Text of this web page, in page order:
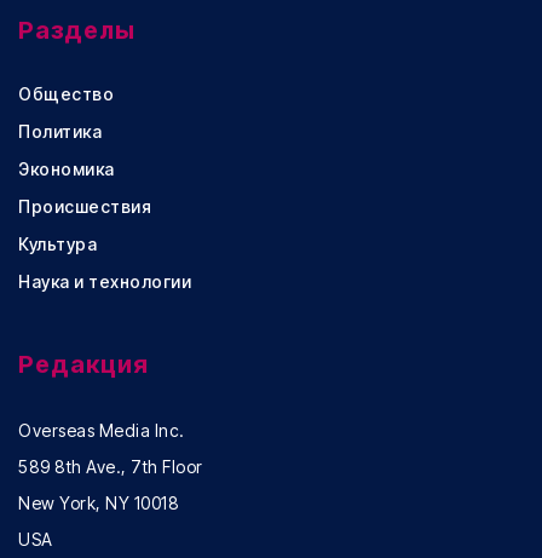
Разделы
Общество
Политика
Экономика
Происшествия
Культура
Наука и технологии
Редакция
Overseas Media Inc.
589 8th Ave., 7th Floor
New York, NY 10018
USA